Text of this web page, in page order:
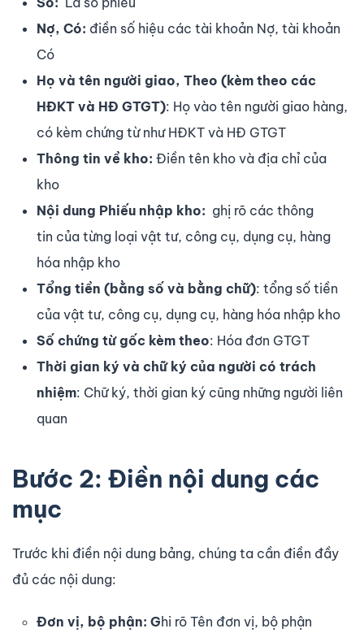
Nợ, Có: điền số hiệu các tài khoản Nợ, tài khoản
Có
Họ và tên người giao, Theo (kèm theo các
HĐKT và HĐ GTGT): Họ vào tên người giao hàng,
có kèm chứng từ như HĐKT và HĐ GTGT
Thông tin về kho: Điền tên kho và địa chỉ của
kho
Nội dung Phiếu nhập kho: ghị rõ các thông
tin của từng loại vật tư, công cụ, dụng cụ, hàng
hóa nhập kho
Tổng tiền (bằng số và bằng chữ): tổng số tiền
của vật tư, công cụ, dụng cụ, hàng hóa nhập kho
Số chứng từ gốc kèm theo: Hóa đơn GTGT
Thời gian ký và chữ ký của người có trách
nhiệm: Chữ ký, thời gian ký cũng những người liên
quan
Bước 2: Điền nội dung các
mục
Trước khi điền nội dung bảng, chúng ta cần điền đầy
đủ các nội dung:
Đơn vị, bộ phận: Ghi rõ Tên đơn vị, bộ phận